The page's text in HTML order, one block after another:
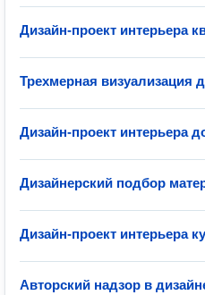
Дизайн-проект интерьера
Трехмерная визуализация
Дизайн-проект интерьера
Дизайнерский подбор
Дизайн-проект интерьера
Авторский надзор в